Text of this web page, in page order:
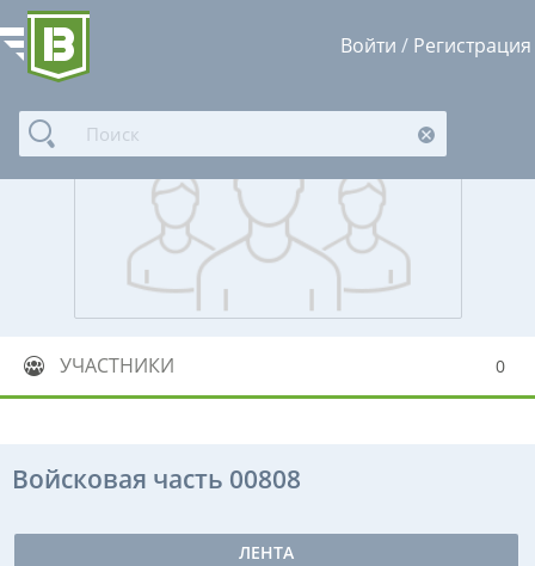
Войти / Регистрация
УЧАСТНИКИ 0
Войсковая часть 00808
ЛЕНТА